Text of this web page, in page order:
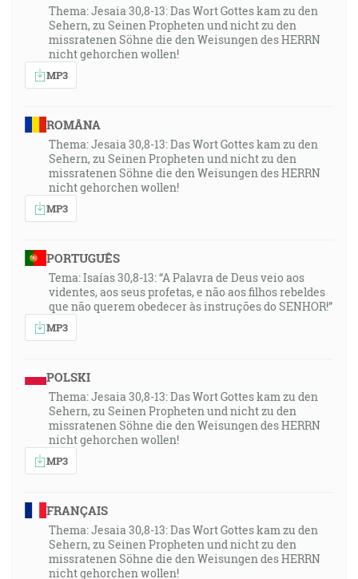
Thema: Jesaia 30,8-13: Das Wort Gottes kam zu den
Sehern, zu Seinen Propheten und nicht zu den
missratenen Söhne die den Weisungen des HERRN
nicht gehorchen wollen!
MP3
ROMÂNA
Thema: Jesaia 30,8-13: Das Wort Gottes kam zu den
Sehern, zu Seinen Propheten und nicht zu den
missratenen Söhne die den Weisungen des HERRN
nicht gehorchen wollen!
MP3
PORTUGUÊS
Tema: Isaías 30,8-13: “A Palavra de Deus veio aos
videntes, aos seus profetas, e não aos filhos rebeldes
que não querem obedecer às instruções do SENHOR!”
MP3
POLSKI
Thema: Jesaia 30,8-13: Das Wort Gottes kam zu den
Sehern, zu Seinen Propheten und nicht zu den
missratenen Söhne die den Weisungen des HERRN
nicht gehorchen wollen!
MP3
FRANÇAIS
Thema: Jesaia 30,8-13: Das Wort Gottes kam zu den
Sehern, zu Seinen Propheten und nicht zu den
missratenen Söhne die den Weisungen des HERRN
nicht gehorchen wollen!